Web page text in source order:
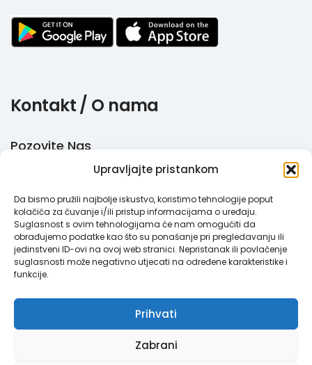
Upravljajte pristankom
Da bismo pružili najbolje iskustvo, koristimo tehnologije poput
kolačića za čuvanje i/ili pristup informacijama o uređaju.
Suglasnost s ovim tehnologijama će nam omogućiti da
obrađujemo podatke kao što su ponašanje pri pregledavanju ili
jedinstveni ID-ovi na ovoj web stranici. Nepristanak ili povlačenje
suglasnosti može negativno utjecati na određene karakteristike i
funkcije.
Prihvati
Zabrani
Kontakt / O nama
Pozovite Nas
+385 51 770 710
Email
info@megabooker.hr
WhatsApp / Viber